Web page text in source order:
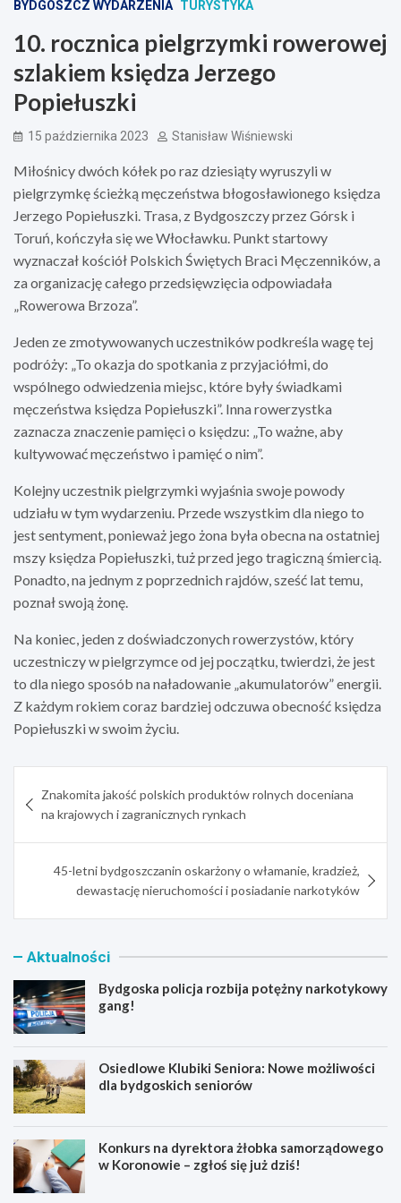
BYDGOSZCZ WYDARZENIA TURYSTYKA
10. rocznica pielgrzymki rowerowej
szlakiem księdza Jerzego
Popiełuszki
15 października 2023 Stanisław Wiśniewski
Miłośnicy dwóch kółek po raz dziesiąty wyruszyli w
pielgrzymkę ścieżką męczeństwa błogosławionego księdza
Jerzego Popiełuszki. Trasa, z Bydgoszczy przez Górsk i
Toruń, kończyła się we Włocławku. Punkt startowy
wyznaczał kościół Polskich Świętych Braci Męczenników, a
za organizację całego przedsięwzięcia odpowiadała
„Rowerowa Brzoza”.
Jeden ze zmotywowanych uczestników podkreśla wagę tej
podróży: „To okazja do spotkania z przyjaciółmi, do
wspólnego odwiedzenia miejsc, które były świadkami
męczeństwa księdza Popiełuszki”. Inna rowerzystka
zaznacza znaczenie pamięci o księdzu: „To ważne, aby
kultywować męczeństwo i pamięć o nim”.
Kolejny uczestnik pielgrzymki wyjaśnia swoje powody
udziału w tym wydarzeniu. Przede wszystkim dla niego to
jest sentyment, ponieważ jego żona była obecna na ostatniej
mszy księdza Popiełuszki, tuż przed jego tragiczną śmiercią.
Ponadto, na jednym z poprzednich rajdów, sześć lat temu,
poznał swoją żonę.
Na koniec, jeden z doświadczonych rowerzystów, który
uczestniczy w pielgrzymce od jej początku, twierdzi, że jest
to dla niego sposób na naładowanie „akumulatorów” energii.
Z każdym rokiem coraz bardziej odczuwa obecność księdza
Popiełuszki w swoim życiu.
wpisu
Znakomita jakość polskich produktów rolnych doceniana
na krajowych i zagranicznych rynkach
45-letni bydgoszczanin oskarżony o włamanie, kradzież,
dewastację nieruchomości i posiadanie narkotyków
Aktualności
Bydgoska policja rozbija potężny narkotykowy
gang!
Osiedlowe Klubiki Seniora: Nowe możliwości
dla bydgoskich seniorów
Konkurs na dyrektora żłobka samorządowego
w Koronowie – zgłoś się już dziś!